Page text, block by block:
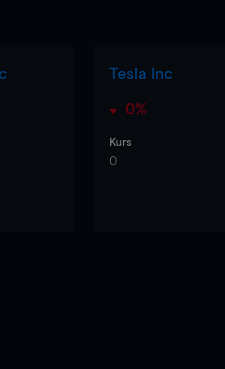
Tesla Inc
0%
Kurs
0